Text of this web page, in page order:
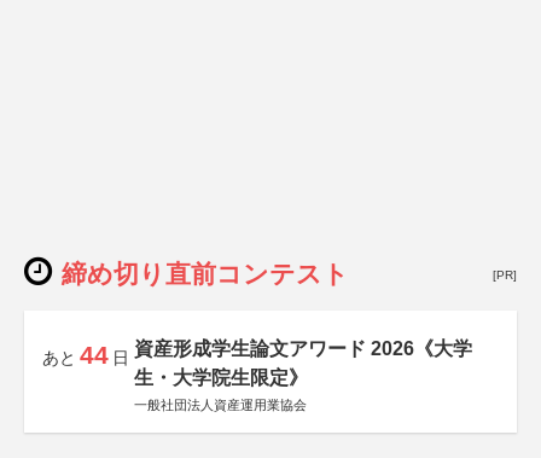
締め切り直前コンテスト [PR]
あと 44 日 資産形成学生論文アワード 2026《大学
生・大学院生限定》
一般社団法人資産運用業協会